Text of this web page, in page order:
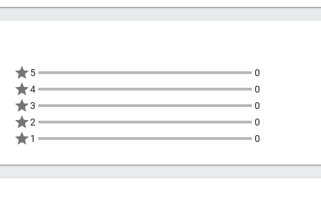
5
0
4
0
3
0
2
0
1
0